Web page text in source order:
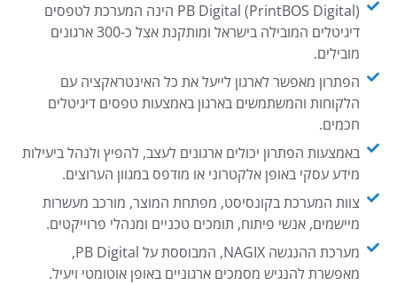
PB Digital (PrintBOS Digital) הינה המערכת לטפסים
דיגיטלים המובילה בישראל ומותקנת אצל כ-300 ארגונים
מובילים.
הפתרון מאפשר לארגון לייעל את כל האינטראקציה עם
הלקוחות והמשתמשים בארגון באמצעות טפסים דיגיטלים
חכמים.
באמצעות הפתרון יכולים ארגונים לעצב, להפיץ ולנהל ביעילות
מידע עסקי באופן אלקטרוני או מודפס במגוון הערוצים.
צוות המערכת בקונסיסט, מפתחת המוצר, מורכב מעשרות
מיישמים, אנשי פיתוח, תומכים טכניים ומנהלי פרוייקטים.
מערכת ההנגשה NAGIX, המבוססת על PB Digital,
מאפשרת להנגיש מסמכים ארגוניים באופן אוטומטי ויעיל.